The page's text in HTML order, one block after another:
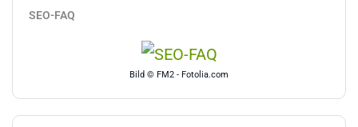
SEO-FAQ
Bild © FM2 - Fotolia.com